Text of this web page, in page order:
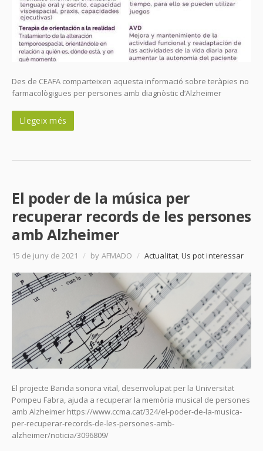
Des de CEAFA comparteixen aquesta informació sobre teràpies no
farmacològigues per persones amb diagnòstic d’Alzheimer
Llegeix més
El poder de la música per
recuperar records de les persones
amb Alzheimer
15 de juny de 2021 / by AFMADO / Actualitat,Us pot interessar
El projecte Banda sonora vital, desenvolupat per la Universitat
Pompeu Fabra, ajuda a recuperar la memòria musical de persones
amb Alzheimer https://www.ccma.cat/324/el-poder-de-la-musica-
per-recuperar-records-de-les-persones-amb-
alzheimer/noticia/3096809/